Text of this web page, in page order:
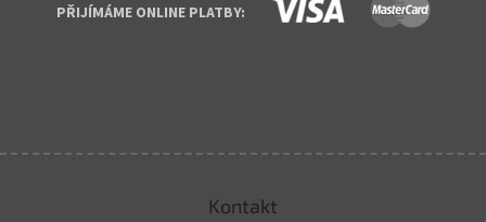
PŘIJÍMÁME ONLINE PLATBY:
Kontakt